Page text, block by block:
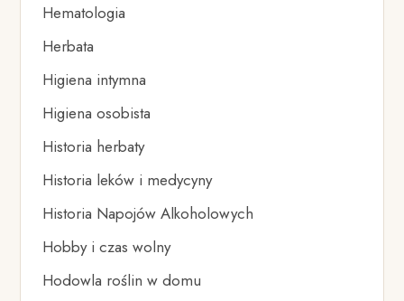
Hematologia
Herbata
Higiena intymna
Higiena osobista
Historia herbaty
Historia leków i medycyny
Historia Napojów Alkoholowych
Hobby i czas wolny
Hodowla roślin w domu